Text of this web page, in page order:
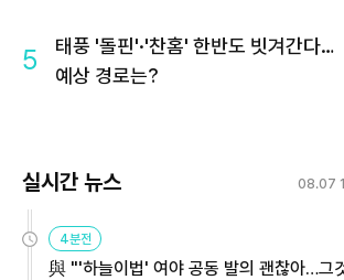
5
태풍 '돌핀'·'찬홈' 한반도 빗겨간다…
예상 경로는?
실시간 뉴스 08.07
4분전
與 "'하늘이법' 여야 공동 발의 괜찮아…그